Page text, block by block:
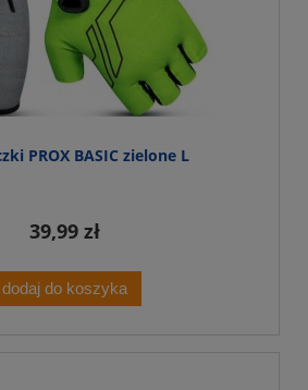
PROX BASIC zielone L
39,99 zł
dodaj do koszyka